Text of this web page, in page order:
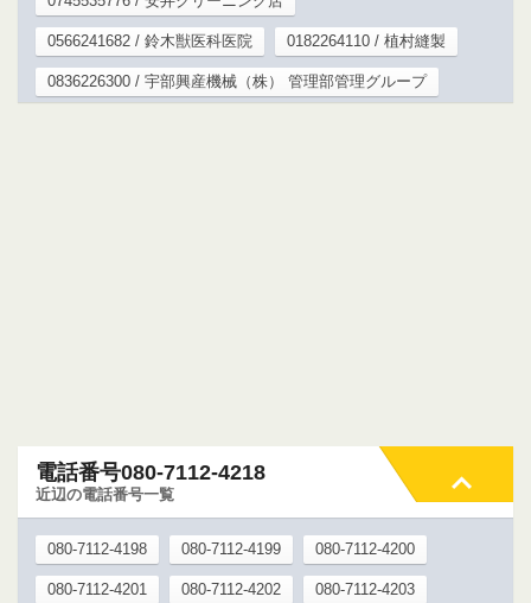
0566241682 / 鈴木獣医科医院 0182264110 / 植村縫製
0836226300 / 宇部興産機械（株） 管理部管理グループ
電話番号080-7112-4218
近辺の電話番号一覧
080-7112-4198 080-7112-4199 080-7112-4200
080-7112-4201 080-7112-4202 080-7112-4203